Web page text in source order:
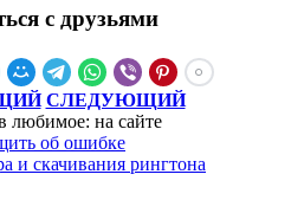
с друзьями
СЛЕДУЮЩИЙ
любимое: на сайте
об ошибке
и скачивания рингтона